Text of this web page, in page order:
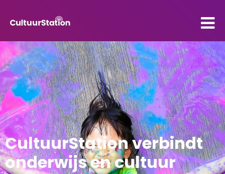
VO
Kenniscentrum
Contact
Mijn CultuurStation
CultuurStation verbindt
onderwijs en cultuur